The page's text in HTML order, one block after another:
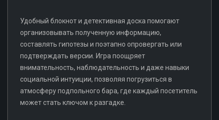
Удобный блокнот и детективная доска помогают
организовывать полученную информацию,
составлять гипотезы и поэтапно опровергать или
подтверждать версии. Игра поощряет
внимательность, наблюдательность и даже навыки
социальной интуиции, позволяя погрузиться в
атмосферу подпольного бара, где каждый посетитель
может стать ключом к разгадке.